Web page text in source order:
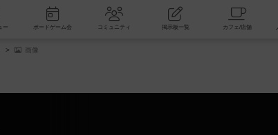
新着レビュー ボードゲーム会 コミュニティ 掲示板一覧
画像